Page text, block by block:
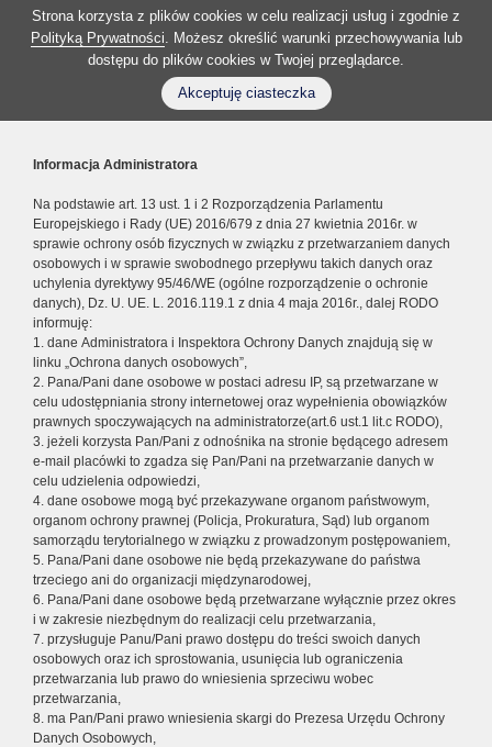
Strona korzysta z plików cookies w celu realizacji usług i zgodnie z
Polityką Prywatności. Możesz określić warunki przechowywania lub
dostępu do plików cookies w Twojej przeglądarce.
Akceptuję ciasteczka
Informacja Administratora
Na podstawie art. 13 ust. 1 i 2 Rozporządzenia Parlamentu
Europejskiego i Rady (UE) 2016/679 z dnia 27 kwietnia 2016r. w
sprawie ochrony osób fizycznych w związku z przetwarzaniem danych
osobowych i w sprawie swobodnego przepływu takich danych oraz
uchylenia dyrektywy 95/46/WE (ogólne rozporządzenie o ochronie
danych), Dz. U. UE. L. 2016.119.1 z dnia 4 maja 2016r., dalej RODO
informuję:
1. dane Administratora i Inspektora Ochrony Danych znajdują się w
linku „Ochrona danych osobowych”,
2. Pana/Pani dane osobowe w postaci adresu IP, są przetwarzane w
celu udostępniania strony internetowej oraz wypełnienia obowiązków
prawnych spoczywających na administratorze(art.6 ust.1 lit.c RODO),
3. jeżeli korzysta Pan/Pani z odnośnika na stronie będącego adresem
e-mail placówki to zgadza się Pan/Pani na przetwarzanie danych w
celu udzielenia odpowiedzi,
4. dane osobowe mogą być przekazywane organom państwowym,
organom ochrony prawnej (Policja, Prokuratura, Sąd) lub organom
samorządu terytorialnego w związku z prowadzonym postępowaniem,
5. Pana/Pani dane osobowe nie będą przekazywane do państwa
trzeciego ani do organizacji międzynarodowej,
6. Pana/Pani dane osobowe będą przetwarzane wyłącznie przez okres
i w zakresie niezbędnym do realizacji celu przetwarzania,
7. przysługuje Panu/Pani prawo dostępu do treści swoich danych
osobowych oraz ich sprostowania, usunięcia lub ograniczenia
przetwarzania lub prawo do wniesienia sprzeciwu wobec
przetwarzania,
8. ma Pan/Pani prawo wniesienia skargi do Prezesa Urzędu Ochrony
Danych Osobowych,